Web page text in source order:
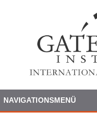
NAVIGATIONSMENÜ